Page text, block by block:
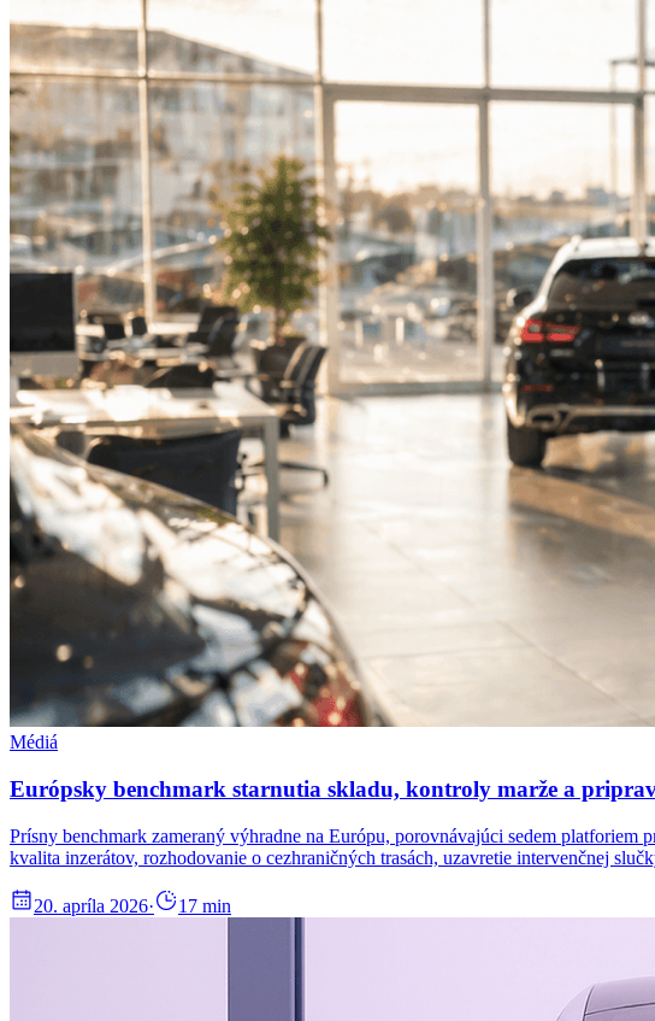
Médiá
Európsky benchmark starnutia skladu, kontroly marže a
Prísny benchmark zameraný výhradne na Európu, porovnávajúci sedem
kvalita inzerátov, rozhodovanie o cezhraničných trasách, uzavretie intervenčnej
20. apríla 2026· 17 min